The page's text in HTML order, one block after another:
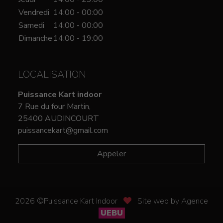
Vendredi 14:00 - 00:00
Samedi
14:00 - 00:00
Dimanche 14:00 - 19:00
LOCALISATION
Puissance Kart indoor
7 Rue du four Martin,
25400 AUDINCOURT
puissancekart@gmail.com
Appeler
2026 ©Puissance Kart Indoor
Site web by Agence
UEBU